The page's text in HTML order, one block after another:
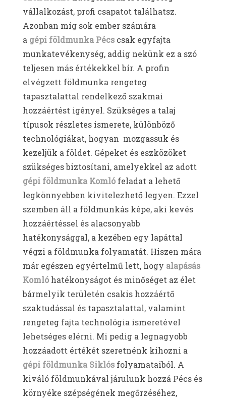
vállalkozást, profi csapatot találhatsz.
Azonban míg sok ember számára
a gépi földmunka Pécs csak egyfajta
munkatevékenység, addig nekünk ez a szó
teljesen más értékekkel bír. A profin
elvégzett földmunka rengeteg
tapasztalattal rendelkező szakmai
hozzáértést igényel. Szükséges a talaj
típusok részletes ismerete, különböző
technológiákat, hogyan mozgassuk és
kezeljük a földet. Gépeket és eszközöket
szükséges biztosítani, amelyekkel az adott
gépi földmunka Komló feladat a lehető
legkönnyebben kivitelezhető legyen. Ezzel
szemben áll a földmunkás képe, aki kevés
hozzáértéssel és alacsonyabb
hatékonysággal, a kezében egy lapáttal
végzi a földmunka folyamatát. Hiszen mára
már egészen egyértelmű lett, hogy alapásás
Komló hatékonyságot és minőséget az élet
bármelyik területén csakis hozzáértő
szaktudással és tapasztalattal, valamint
rengeteg fajta technológia ismeretével
lehetséges elérni. Mi pedig a legnagyobb
hozzáadott értékét szeretnénk kihozni a
gépi földmunka Siklós folyamataiból. A
kiváló földmunkával járulunk hozzá Pécs és
környéke szépségének megőrzéséhez,